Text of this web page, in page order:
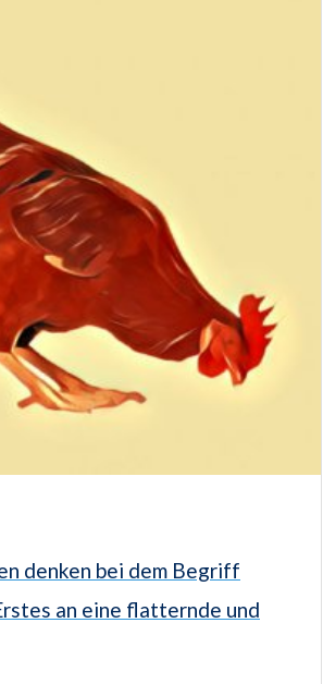
denken bei dem Begriff
an eine flatternde und